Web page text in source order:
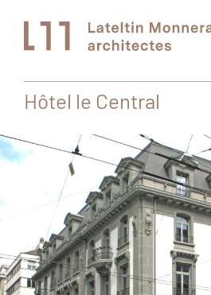
Hôtel le Central